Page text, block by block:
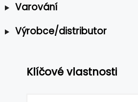
Varování
Výrobce/distributor
Klíčové vlastnosti